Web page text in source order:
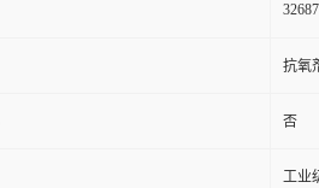
抗氧
否
工业